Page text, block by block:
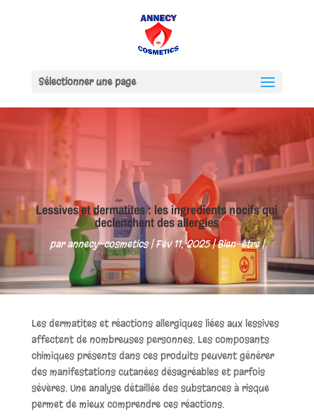
Sélectionner une page
Lessives et dermatites : les ingredients nocifs qui
declenchent des allergies
parannecy-cosmetics Fév 11, 2025 Bien-être
Les dermatites et réactions allergiques liées aux lessives
affectent de nombreuses personnes. Les composants
chimiques présents dans ces produits peuvent générer
des manifestations cutanées désagréables et parfois
sévères. Une analyse détaillée des substances à risque
permet de mieux comprendre ces réactions.